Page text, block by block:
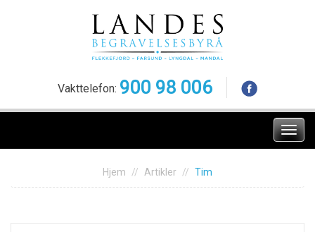
Vakttelefon: 900 98 006
Meny
Hjem Artikler Tim